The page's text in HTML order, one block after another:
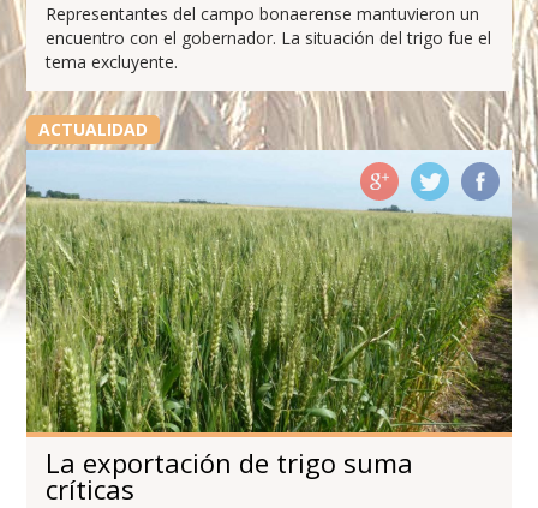
Representantes del campo bonaerense mantuvieron un
encuentro con el gobernador. La situación del trigo fue el
tema excluyente.
ACTUALIDAD
La exportación de trigo suma
críticas